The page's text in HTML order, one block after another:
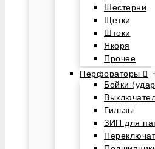
Шестерни
Щетки
Штоки
Якоря
Прочее
Перфораторы
Бойки
Гильзы
ЗИП для